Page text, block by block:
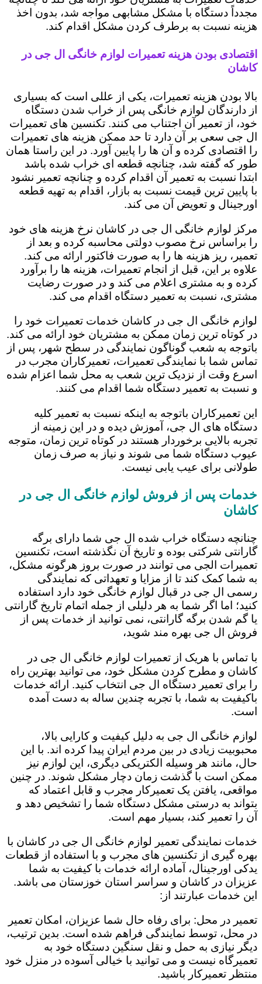
مجدداً دستگاه با مشکل مشابهی مواجه شد، بدون اخذ
هزینه نسبت به برطرف کردن مشکل اقدام کند.
اقتصادی بودن هزینه تعمیرات لوازم خانگی ال جی در
کاشان
بالا بودن هزینه تعمیرات، یکی از عللی است که بسیاری
از دارندگان لوازم خانگی پس از خراب شدن دستگاه
خود، از تعمیر آن اجتناب می کنند. تکنسین های تعمیرات
ال جی سعی بر آن دارد تا حد ممکن هزینه های تعمیرات
را اقتصادی کرده و آن ها را پایین آورد. در این راستا همان
طور که گفته شد، چنانچه قطعه ای خراب شده باشد
ابتدا نسبت به تعمیر آن اقدام کرده و چنانچه تعمیر نشود
با پایین ترین قیمت نسبت به بازار، اقدام به تهیه قطعه
اورجینال و تعویض آن می کند.
مرکز لوازم خانگی ال جی در کاشان نرخ هزینه های خود
را براساس نرخ مصوب دولتی محاسبه کرده و بعد از
تعمیر، ریز هزینه ها را به صورت فاکتور ارائه می کند.
علاوه بر این، قبل از انجام تعمیرات، هزینه ها را برآورد
کرده و به مشتری اعلام می کند و در صورت رضایت
مشتری، نسبت به تعمیر دستگاه اقدام می کند.
لوازم خانگی ال جی در کاشان خدمات تعمیرات خود را
در کوتاه ترین زمان ممکن به مشتریان خود ارائه می کند.
باتوجه به شعب گوناگون نمایندگی در سطح شهر، پس از
تماس شما با نمایندگی تعمیرات، تعمیرکاران مجرب در
اسرع وقت از نزدیک ترین شعب به محل شما اعزام شده
و نسبت به تعمیر دستگاه شما اقدام می کنند.
این تعمیرکاران باتوجه به اینکه نسبت به تعمیر کلیه
دستگاه های ال جی، آموزش دیده و در این زمینه از
تجربه بالایی برخوردار هستند در کوتاه ترین زمان، متوجه
عیوب دستگاه شما می شوند و نیاز به صرف زمان
طولانی برای عیب یابی نیست.
خدمات پس از فروش لوازم خانگی ال جی در
کاشان
چنانچه دستگاه خراب شده ال جی شما دارای برگه
گارانتی شرکتی بوده و تاریخ آن نگذشته است، تکنسین
تعمیرات الجی می توانند در صورت بروز هرگونه مشکل،
به شما کمک کند تا از مزایا و تعهداتی که نمایندگی
رسمی ال جی در قبال لوازم خانگی خود دارد استفاده
کنید؛ اما اگر شما به هر دلیلی از جمله اتمام تاریخ گارانتی
یا گم شدن برگه گارانتی، نمی توانید از خدمات پس از
فروش ال جی بهره مند شوید،
با تماس با هریک از تعمیرات لوازم خانگی ال جی در
کاشان و مطرح کردن مشکل خود، می توانید بهترین راه
را برای تعمیر دستگاه ال جی انتخاب کنید. ارائه خدمات
باکیفیت به شما، با تجربه چندین ساله به دست آمده
است.
لوازم خانگی ال جی به دلیل کیفیت و کارایی بالا،
محبوبیت زیادی در بین مردم ایران پیدا کرده اند. با این
حال، مانند هر وسیله الکتریکی دیگری، این لوازم نیز
ممکن است با گذشت زمان دچار مشکل شوند. در چنین
مواقعی، یافتن یک تعمیرکار مجرب و قابل اعتماد که
بتواند به درستی مشکل دستگاه شما را تشخیص دهد و
آن را تعمیر کند، بسیار مهم است.
خدمات نمایندگی تعمیر لوازم خانگی ال جی در کاشان با
بهره گیری از تکنسین های مجرب و با استفاده از قطعات
یدکی اورجینال، آماده ارائه خدمات با کیفیت به شما
عزیزان در کاشان و سراسر استان خوزستان می باشد.
این خدمات عبارتند از:
تعمیر در محل: برای رفاه حال شما عزیزان، امکان تعمیر
در محل، توسط نمایندگی فراهم شده است. بدین ترتیب،
دیگر نیازی به حمل و نقل سنگین دستگاه خود به
تعمیرگاه نیست و می توانید با خیالی آسوده در منزل خود
منتظر تعمیرکار باشید.